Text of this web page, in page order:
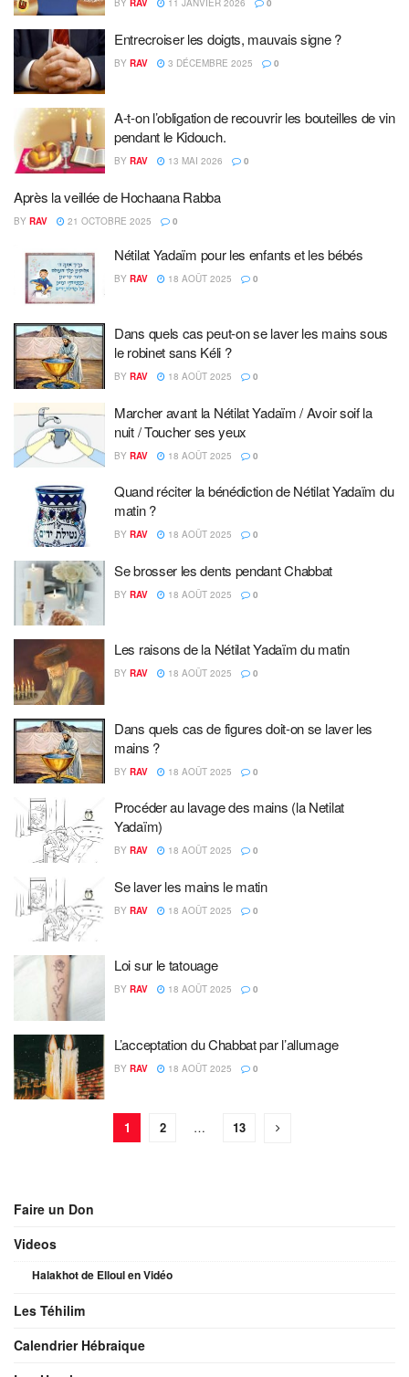
BY RAV 11 JANVIER 2026 0
Entrecroiser les doigts, mauvais signe ?
BY RAV 3 DÉCEMBRE 2025 0
A-t-on l’obligation de recouvrir les bouteilles de vin
pendant le Kidouch.
BY RAV 13 MAI 2026 0
Après la veillée de Hochaana Rabba
BY RAV 21 OCTOBRE 2025 0
Nétilat Yadaïm pour les enfants et les bébés
BY RAV 18 AOÛT 2025 0
Dans quels cas peut-on se laver les mains sous
le robinet sans Kéli ?
BY RAV 18 AOÛT 2025 0
Marcher avant la Nétilat Yadaïm / Avoir soif la
nuit / Toucher ses yeux
BY RAV 18 AOÛT 2025 0
Quand réciter la bénédiction de Nétilat Yadaïm du
matin ?
BY RAV 18 AOÛT 2025 0
Se brosser les dents pendant Chabbat
BY RAV 18 AOÛT 2025 0
Les raisons de la Nétilat Yadaïm du matin
BY RAV 18 AOÛT 2025 0
Dans quels cas de figures doit-on se laver les
mains ?
BY RAV 18 AOÛT 2025 0
Procéder au lavage des mains (la Netilat
Yadaïm)
BY RAV 18 AOÛT 2025 0
Se laver les mains le matin
BY RAV 18 AOÛT 2025 0
Loi sur le tatouage
BY RAV 18 AOÛT 2025 0
L’acceptation du Chabbat par l’allumage
BY RAV 18 AOÛT 2025 0
1 2 … 13
Faire un Don
Videos
Halakhot de Elloul en Vidéo
Les Téhilim
Calendrier Hébraique